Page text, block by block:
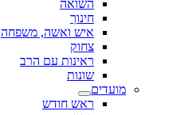
השואה
חינוך
איש ואשה, משפחה
צחוק
ראינות עם הרב
שונות
מועדים
ראש חודש